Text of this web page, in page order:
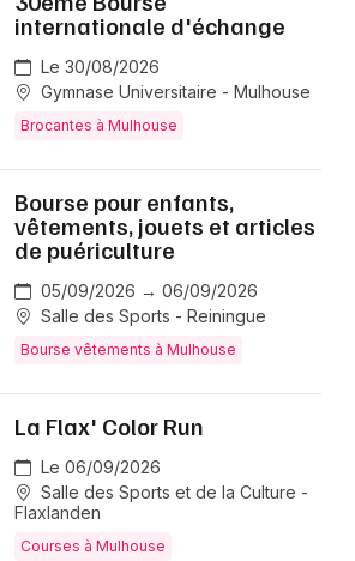
internationale d'échange
Le 30/08/2026
Gymnase Universitaire - Mulhouse
Brocantes à Mulhouse
Bourse pour enfants,
vêtements, jouets et articles
de puériculture
05/09/2026 → 06/09/2026
Salle des Sports - Reiningue
Bourse vêtements à Mulhouse
La Flax' Color Run
Le 06/09/2026
Salle des Sports et de la Culture -
Flaxlanden
Courses à Mulhouse